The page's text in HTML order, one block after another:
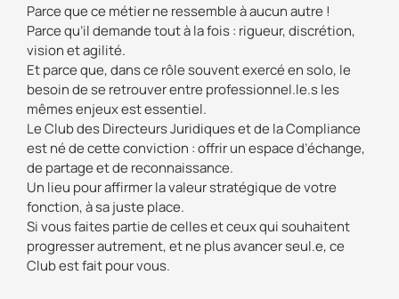
Parce que ce métier ne ressemble à aucun autre !
Parce qu’il demande tout à la fois : rigueur, discrétion,
vision et agilité.
Et parce que, dans ce rôle souvent exercé en solo, le
besoin de se retrouver entre professionnel.le.s les
mêmes enjeux est essentiel.
Le Club des Directeurs Juridiques et de la Compliance
est né de cette conviction : offrir un espace d’échange,
de partage et de reconnaissance.
Un lieu pour affirmer la valeur stratégique de votre
fonction, à sa juste place.
Si vous faites partie de celles et ceux qui souhaitent
progresser autrement, et ne plus avancer seul.e, ce
Club est fait pour vous.